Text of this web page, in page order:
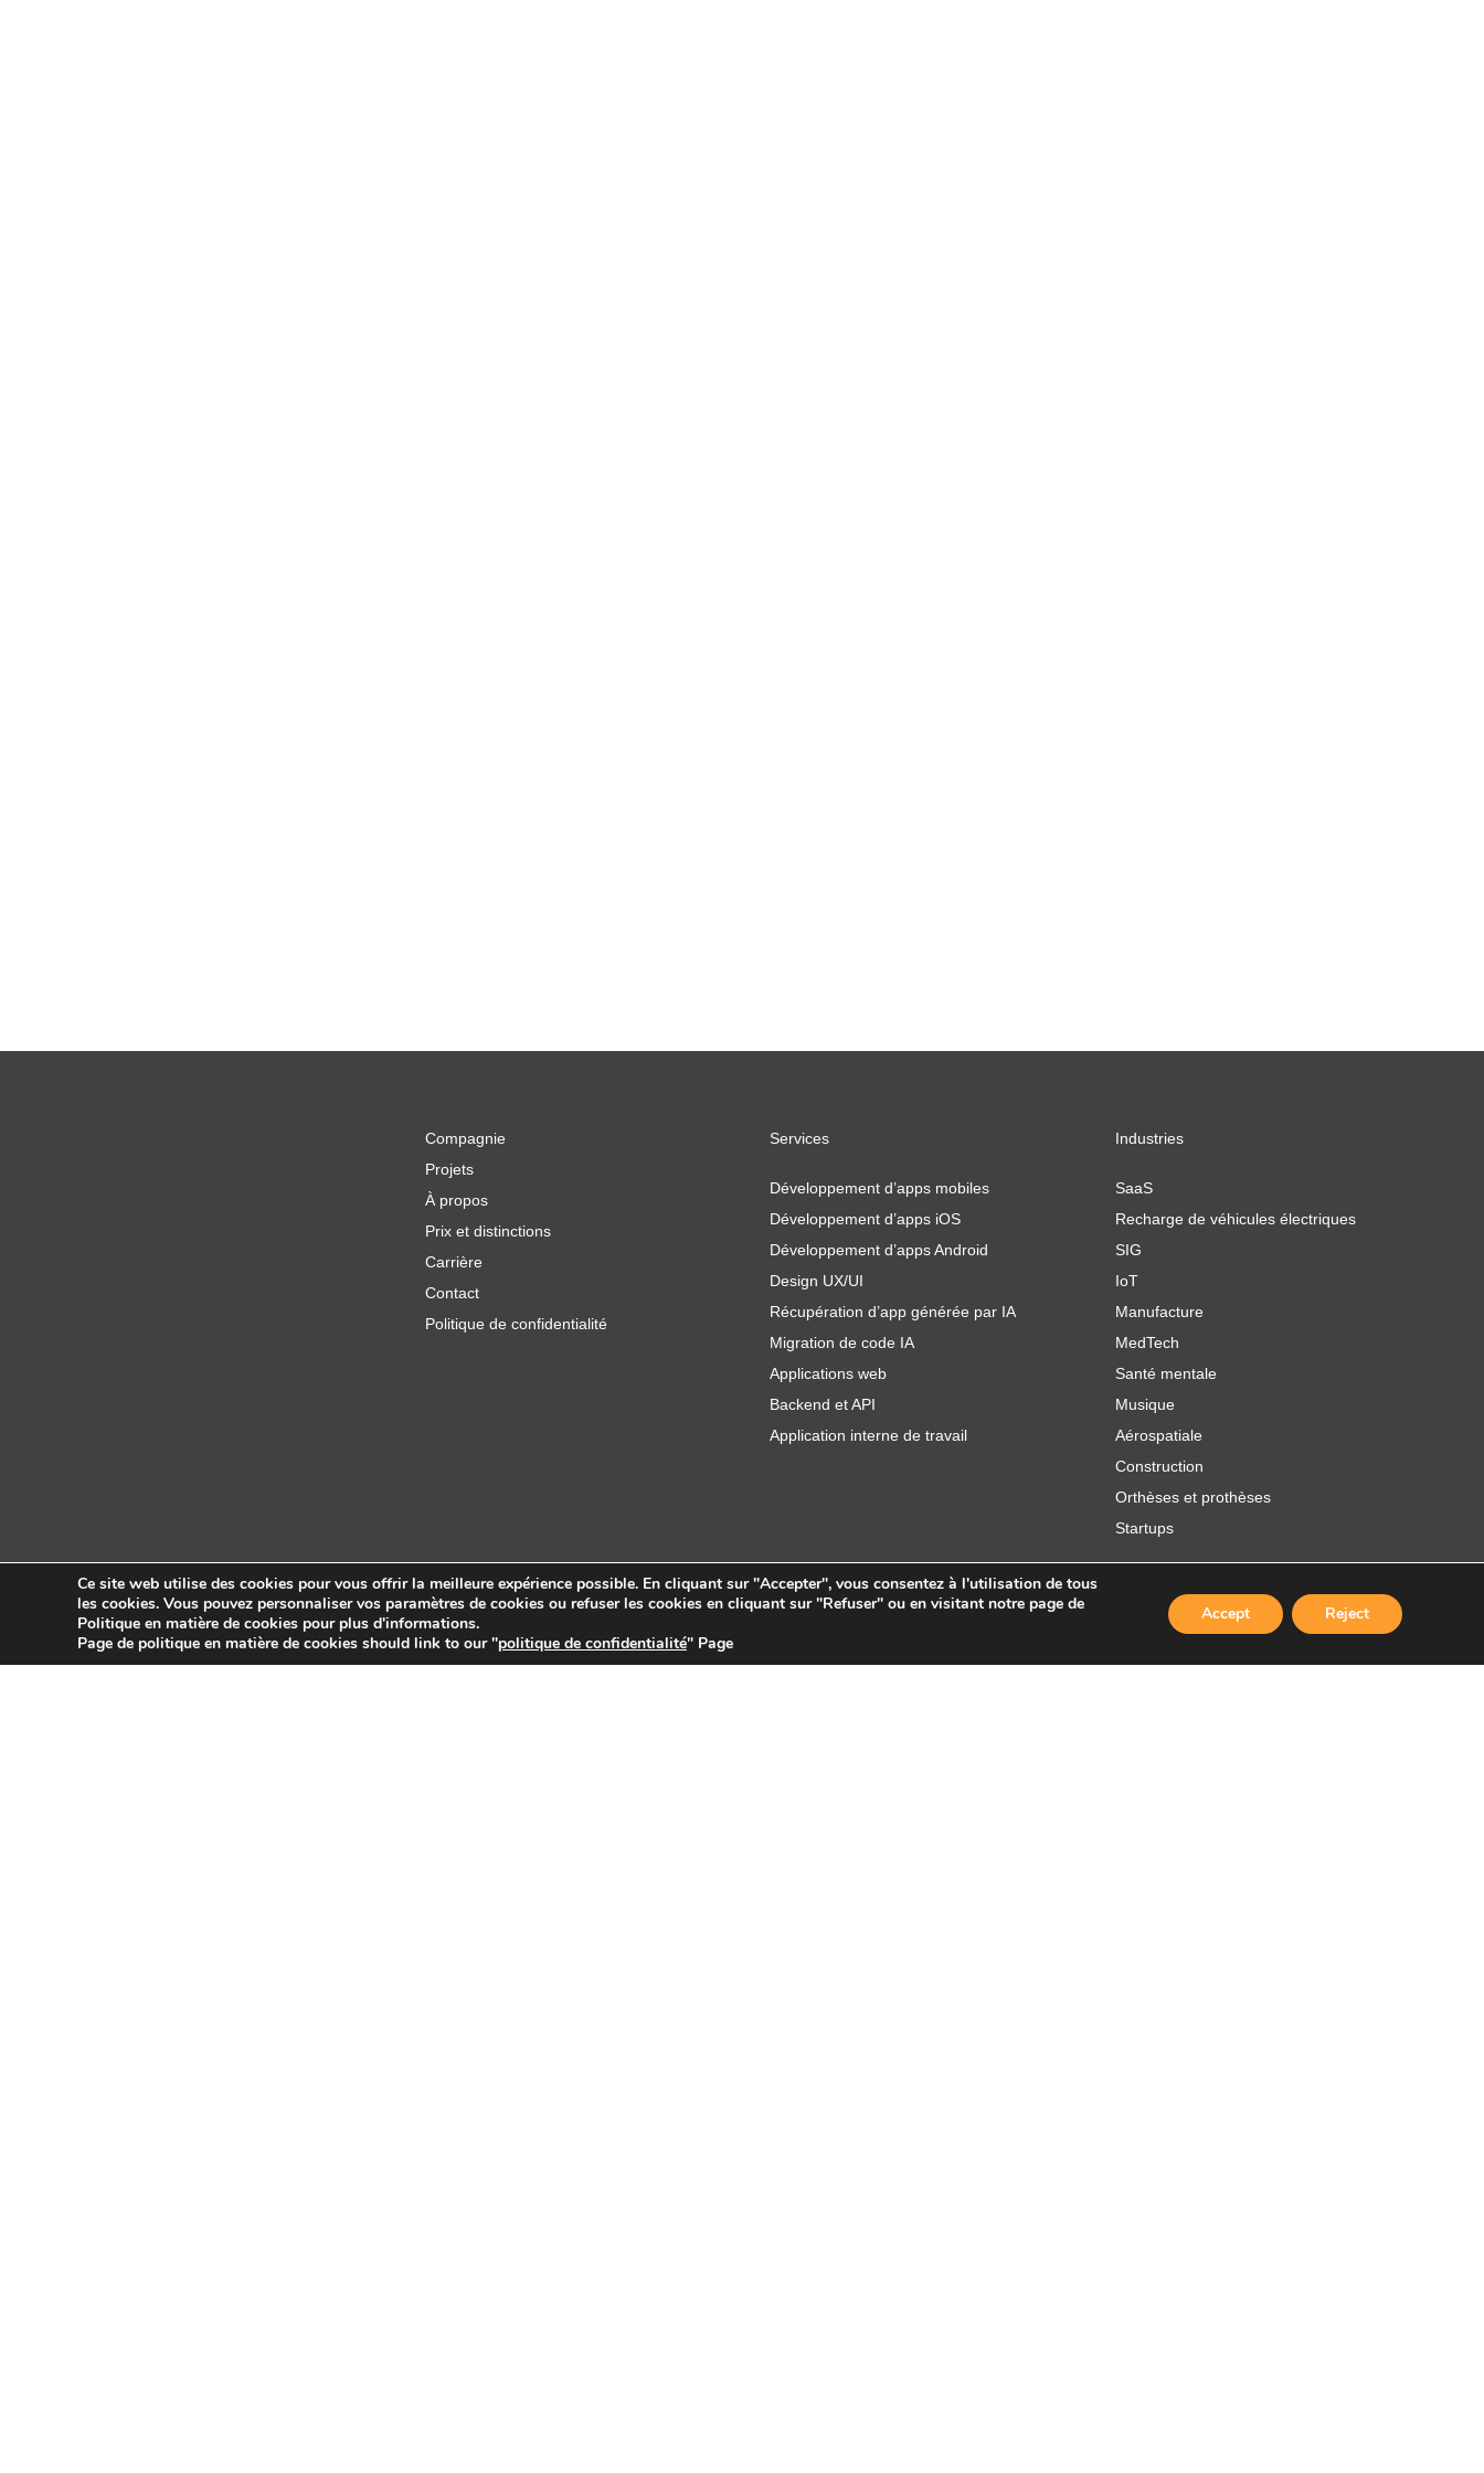
Compagnie
Projets
À propos
Prix et distinctions
Carrière
Contact
Politique de confidentialité
Services
Développement d’apps mobiles
Développement d’apps iOS
Développement d’apps Android
Design UX/UI
Récupération d’app générée par IA
Migration de code IA
Applications web
Backend et API
Application interne de travail
Industries
SaaS
Recharge de véhicules électriques
SIG
IoT
Manufacture
MedTech
Santé mentale
Musique
Aérospatiale
Construction
Orthèses et prothèses
Startups
Copyright © 2026 Sidekick Interactive Inc.
Ce site web utilise des cookies pour vous offrir la meilleure expérience possible. En cliquant sur "Accepter", vous consentez à l'utilisation de tous
les cookies. Vous pouvez personnaliser vos paramètres de cookies ou refuser les cookies en cliquant sur "Refuser" ou en visitant notre page de
Politique en matière de cookies pour plus d'informations.
Page de politique en matière de cookies should link to our "politique de confidentialité" Page
Accept Reject